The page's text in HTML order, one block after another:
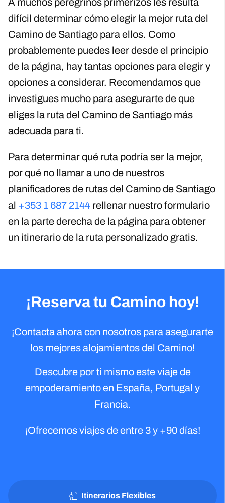
difícil determinar cómo elegir la mejor ruta del
Camino de Santiago para ellos. Como
probablemente puedes leer desde el principio
de la página, hay tantas opciones para elegir y
opciones a considerar. Recomendamos que
investigues mucho para asegurarte de que
eliges la ruta del Camino de Santiago más
adecuada para ti.
Para determinar qué ruta podría ser la mejor,
por qué no llamar a uno de nuestros
planificadores de rutas del Camino de Santiago
al +353 1 687 2144 rellenar nuestro formulario
en la parte derecha de la página para obtener
un itinerario de la ruta personalizado gratis.
¡Reserva tu Camino hoy!
¡Contacta ahora con nosotros para asegurarte
los mejores alojamientos del Camino!
Descubre por ti mismo este viaje de
empoderamiento en España, Portugal y
Francia.
¡Ofrecemos viajes de entre 3 y +90 días!
Itinerarios Flexibles